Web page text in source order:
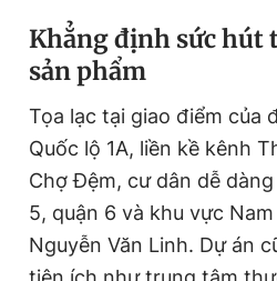
Khẳng định sức hút
sản phẩm
Tọa lạc tại giao điểm của
Quốc lộ 1A, liền kề kênh
Chợ Đệm, cư dân dễ
5, quận 6 và khu vực
Nguyễn Văn Linh. Dự án